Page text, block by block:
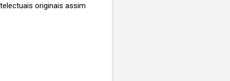
originais assim